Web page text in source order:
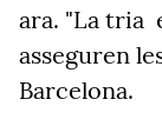
ara. "La tria
asseguren
Barcelona.